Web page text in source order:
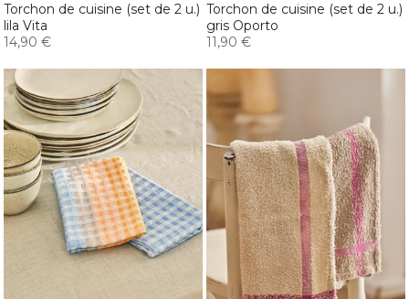
Torchon de cuisine (set de 2 u.)
lila Vita
14,90 €
Torchon de cuisine (set de 2 u.)
gris Oporto
11,90 €